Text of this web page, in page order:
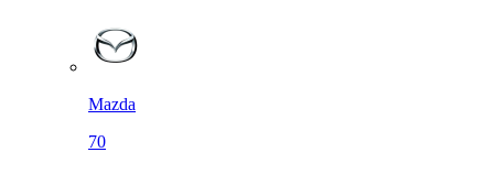
Mazda
70